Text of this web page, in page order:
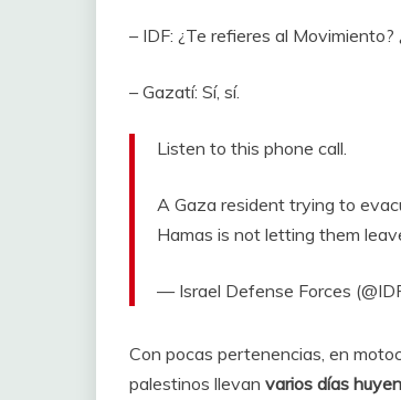
– IDF: ¿Te refieres al
– Gazatí: Sí, sí.
Listen to this phone call.
A Gaza resident trying to
Hamas is not letting them
— Israel Defense Forces
Con pocas pertenencias, en
palestinos llevan varios días